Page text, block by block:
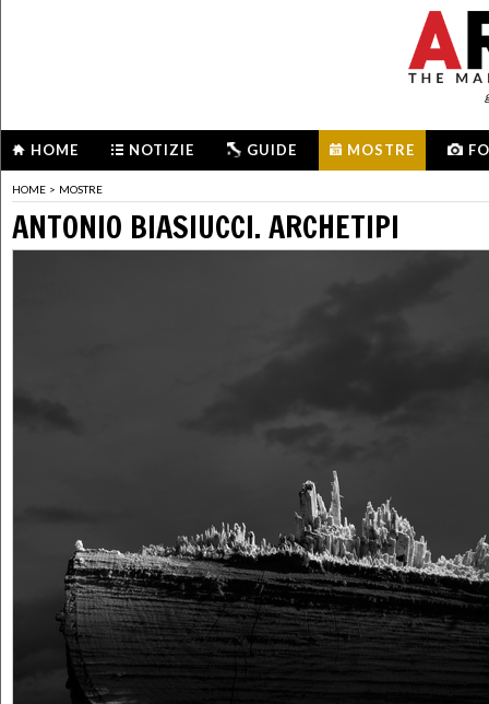
HOME NOTIZIE GUIDE MOSTRE
HOME > MOSTRE
ANTONIO BIASIUCCI. ARCHETIPI